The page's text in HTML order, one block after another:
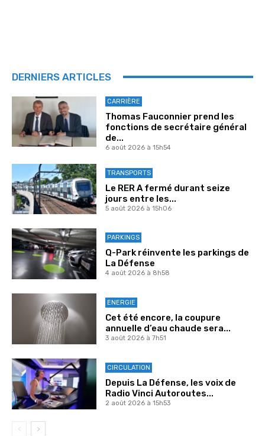
DERNIERS ARTICLES
CARRIÈRE
Thomas Fauconnier prend les
fonctions de secrétaire général
de...
6 août 2026 à 15h54
TRANSPORTS
Le RER A fermé durant seize
jours entre les...
5 août 2026 à 15h06
PARKINGS
Q-Park réinvente les parkings de
La Défense
4 août 2026 à 8h58
ENERGIE
Cet été encore, la coupure
annuelle d’eau chaude sera...
3 août 2026 à 7h51
CIRCULATION
Depuis La Défense, les voix de
Radio Vinci Autoroutes...
2 août 2026 à 15h53